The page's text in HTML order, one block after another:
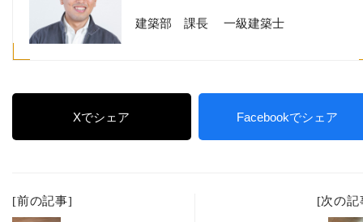
建築部 課長 一級建築士
Xでシェア Facebookでシェア
[前の記事] [次の記